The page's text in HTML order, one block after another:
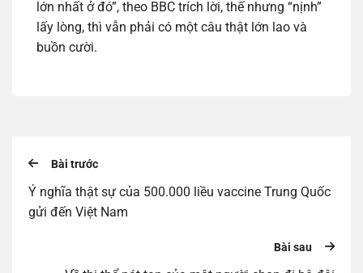
lớn nhất ở đó”, theo BBC trích lời, thế nhưng “nịnh”
lấy lòng, thì vẫn phải có một câu thật lớn lao và
buồn cười.
Bài trước
Ý nghĩa thật sự của 500.000 liều vaccine Trung Quốc
gửi đến Việt Nam
Bài sau